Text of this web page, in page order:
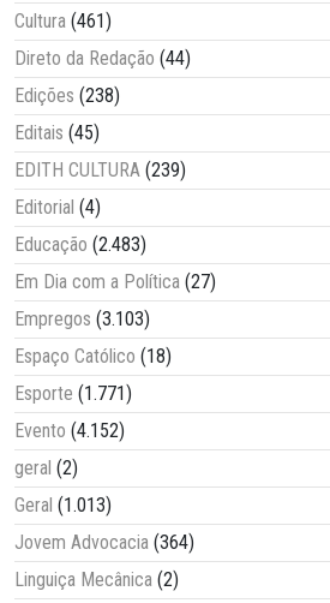
Cultura (461)
Direto da Redação (44)
Edições (238)
Editais (45)
EDITH CULTURA (239)
Editorial (4)
Educação (2.483)
Em Dia com a Política (27)
Empregos (3.103)
Espaço Católico (18)
Esporte (1.771)
Evento (4.152)
geral (2)
Geral (1.013)
Jovem Advocacia (364)
Linguiça Mecânica (2)